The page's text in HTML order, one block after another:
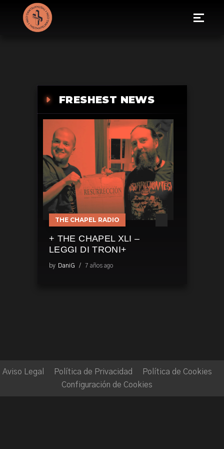
FRESHEST NEWS
THE CHAPEL RADIO
+ THE CHAPEL XLI –
LEGGI DI TRONI+
by DaniG 7 años ago
Aviso Legal Política de Privacidad
Política de Cookies
Configuración de Cookies